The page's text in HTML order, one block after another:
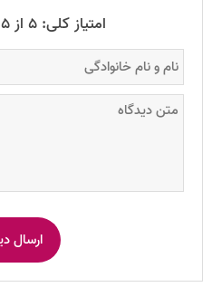
امتیاز کلی: ۵ از ۵ | تعداد رای: ۳